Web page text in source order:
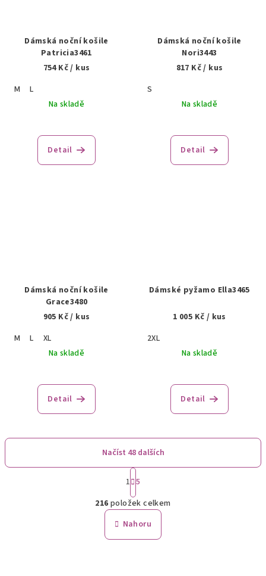
Dámská noční košile
Patricia3461
754 Kč/ kus
M
L
Na skladě
Detail
Dámská noční košile
Nori3443
817 Kč/ kus
S
Na skladě
Detail
Dámská noční košile
Grace3480
905 Kč/ kus
M
L
XL
Na skladě
Detail
Dámské pyžamo Ella3465
1 005 Kč / kus
2XL
Na skladě
Detail
O
v
l
á
Načíst 48 dalších
S
t
r
á
n
k
o
1 5
216 položek celkem
Nahoru